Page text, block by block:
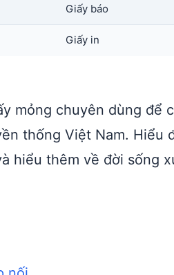
Giấy báo
Giấy in
mỏng chuyên dùng để
thống Việt Nam. Hiểu
hiểu thêm về đời sống